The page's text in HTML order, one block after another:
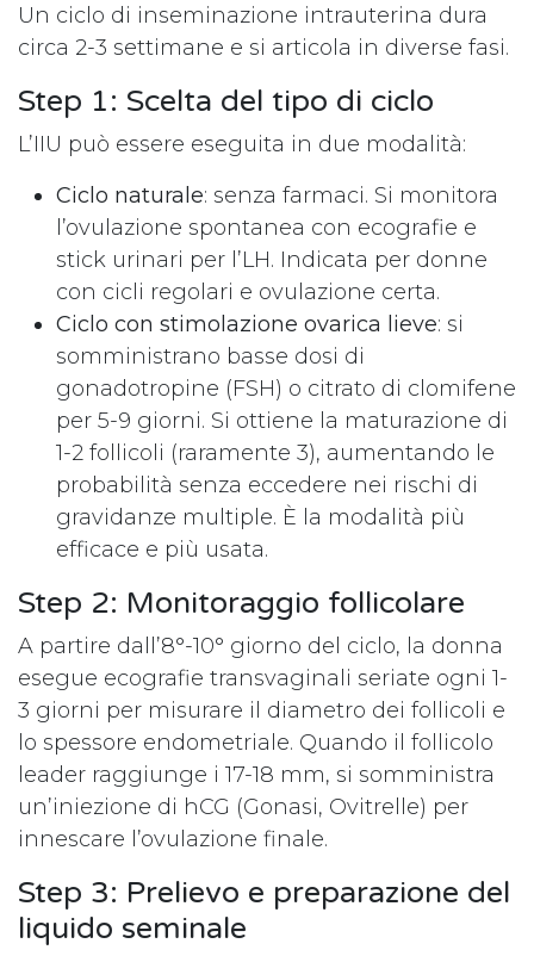
Un ciclo di inseminazione intrauterina dura
circa 2-3 settimane e si articola in diverse fasi.
Step 1: Scelta del tipo di ciclo
L’IIU può essere eseguita in due modalità:
Ciclo naturale: senza farmaci. Si monitora
l’ovulazione spontanea con ecografie e
stick urinari per l’LH. Indicata per donne
con cicli regolari e ovulazione certa.
Ciclo con stimolazione ovarica lieve: si
somministrano basse dosi di
gonadotropine (FSH) o citrato di clomifene
per 5-9 giorni. Si ottiene la maturazione di
1-2 follicoli (raramente 3), aumentando le
probabilità senza eccedere nei rischi di
gravidanze multiple. È la modalità più
efficace e più usata.
Step 2: Monitoraggio follicolare
A partire dall’8°-10° giorno del ciclo, la donna
esegue ecografie transvaginali seriate ogni 1-
3 giorni per misurare il diametro dei follicoli e
lo spessore endometriale. Quando il follicolo
leader raggiunge i 17-18 mm, si somministra
un’iniezione di hCG (Gonasi, Ovitrelle) per
innescare l’ovulazione finale.
Step 3: Prelievo e preparazione del
liquido seminale